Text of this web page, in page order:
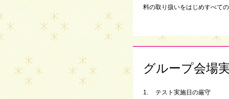
料の取り扱いをはじめすべて
グループ会場
1.
テスト実施日の厳守